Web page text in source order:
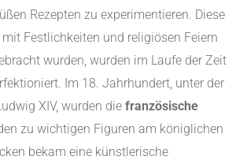
Rezepten zu experimentieren. Diese
mit Festlichkeiten und religiösen Feiern
wurden, wurden im Laufe der Zeit
Im 18. Jahrhundert, unter der
XIV, wurden die französische
zu wichtigen Figuren am königlichen
bekam eine künstlerische